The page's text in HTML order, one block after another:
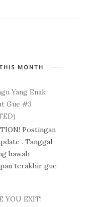
MONTH
Yang Enak
Gue #3
Postingan
. Tanggal
bawah
terakhir gue
YOU EXIT!